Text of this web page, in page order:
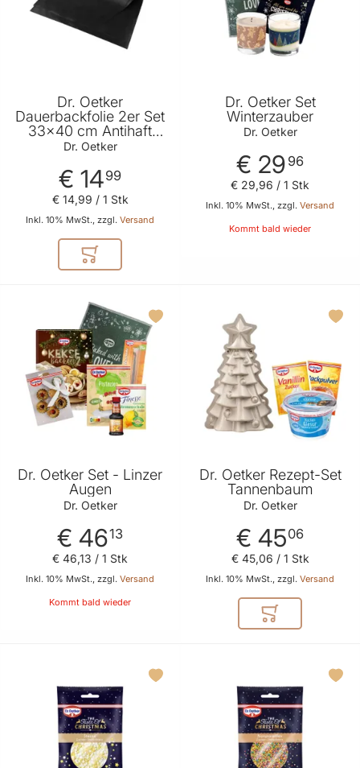
Dr. Oetker
Dauerbackfolie 2er Set
33x40 cm Antihaft
Backpapier Ersatz
Dr. Oetker
€ 1499
Inkl. 10% MwSt., zzgl. Versand
€ 14,99 / 1 Stk
In den Warenkorb
Dr. Oetker Set
Winterzauber
Dr. Oetker
€ 29 96
Inkl. 10% MwSt., zzgl. Versand
€ 29,96 / 1 Stk
Kommt bald wieder
Dr. Oetker Set - Linzer
Augen
Dr. Oetker
€ 4613
Inkl. 10% MwSt., zzgl. Versand
€ 46,13 / 1 Stk
Kommt bald wieder
Dr. Oetker Rezept-Set
Tannenbaum
Dr. Oetker
€ 4506
Inkl. 10% MwSt., zzgl. Versand
€ 45,06 / 1 Stk
In den